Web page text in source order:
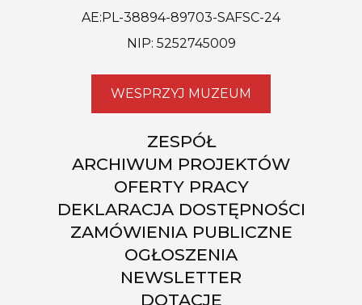
AE:PL-38894-89703-SAFSC-24
NIP: 5252745009
WESPRZYJ MUZEUM
ZESPÓŁ
ARCHIWUM PROJEKTÓW
OFERTY PRACY
DEKLARACJA DOSTĘPNOŚCI
ZAMÓWIENIA PUBLICZNE
OGŁOSZENIA
NEWSLETTER
DOTACJE